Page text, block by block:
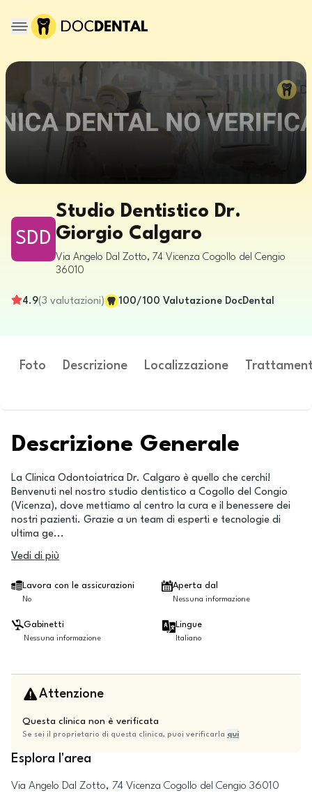
SDD
Studio Dentistico Dr.
Giorgio Calgaro
Via Angelo Dal Zotto, 74 Vicenza Cogollo del Cengio
36010
4.9(3 valutazioni) 100/100 Valutazione DocDental
Foto Descrizione Localizzazione
Descrizione Generale
La Clinica Odontoiatrica Dr. Calgaro è quello che cerchi!
Benvenuti nel nostro studio dentistico a Cogollo del Congio
(Vicenza), dove mettiamo al centro la cura e il benessere dei
nostri pazienti. Grazie a un team di esperti e tecnologie di
ultima ge...
Vedi di più
Lavora con le assicurazioni
No
Aperta dal
Nessuna informazione
Gabinetti
Nessuna informazione
Lingue
Italiano
Attenzione
Questa clinica non è verificata
Se sei il proprietario di questa clinica, puoi verificarla qui
Esplora l'area
Via Angelo Dal Zotto, 74 Vicenza Cogollo del Cengio 36010